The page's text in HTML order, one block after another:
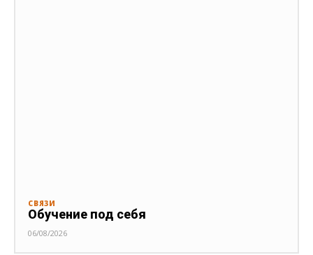
СВЯЗИ
Обучение под себя
06/08/2026